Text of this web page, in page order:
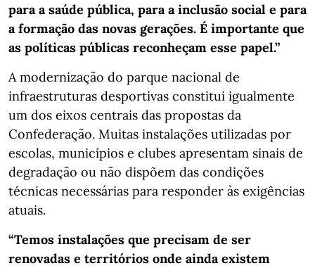
para a saúde pública, para a inclusão social e para
a formação das novas gerações. É importante que
as políticas públicas reconheçam esse papel.”
A modernização do parque nacional de
infraestruturas desportivas constitui igualmente
um dos eixos centrais das propostas da
Confederação. Muitas instalações utilizadas por
escolas, municípios e clubes apresentam sinais de
degradação ou não dispõem das condições
técnicas necessárias para responder às exigências
atuais.
“Temos instalações que precisam de ser
renovadas e territórios onde ainda existem